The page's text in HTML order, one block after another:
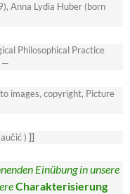
Anna Lydia Huber (born
Philosophical Practice
—
images, copyright, Picture
) ]]
Einübung in unsere
Charakterisierung